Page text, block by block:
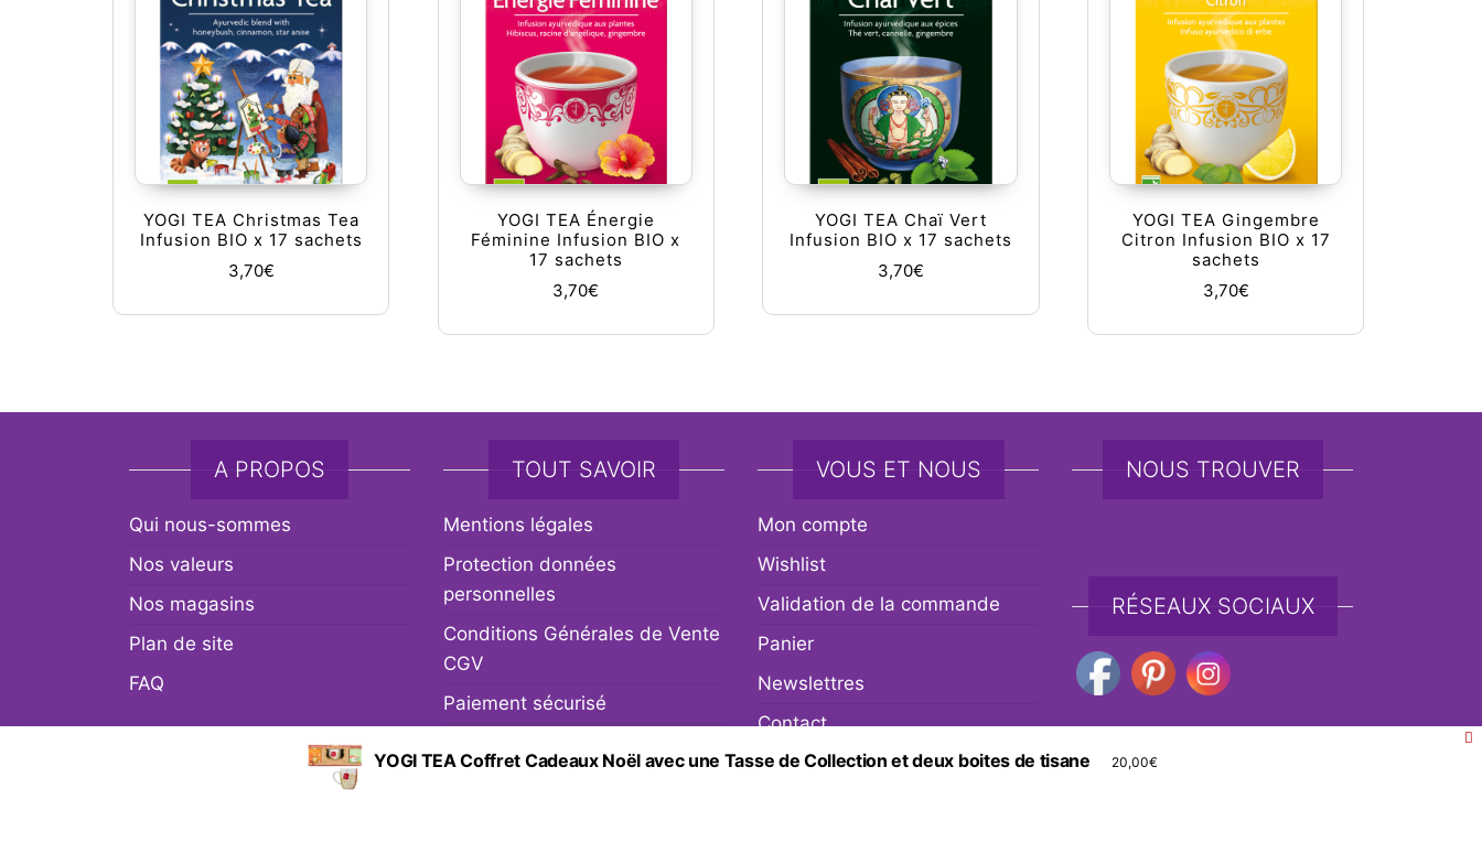
YOGI TEA Christmas Tea
Infusion BIO x 17 sachets
3,70€
YOGI TEA Énergie
Féminine Infusion BIO x
17 sachets
3,70€
YOGI TEA Chaï Vert
Infusion BIO x 17 sachets
3,70€
YOGI TEA Gingembre
Citron Infusion BIO x 17
sachets
3,70€
A PROPOS
Qui nous-sommes
Nos valeurs
Nos magasins
Plan de site
FAQ
TOUT SAVOIR
Mentions légales
Protection données
personnelles
Conditions Générales de Vente
CGV
Paiement sécurisé
VOUS ET NOUS
Mon compte
Wishlist
Validation de la commande
Panier
Newslettres
Contact
NOUS TROUVER
RÉSEAUX SOCIAUX
YOGI TEA Coffret Cadeaux Noël avec une Tasse de Collection et deux boites de tisane 20,00€